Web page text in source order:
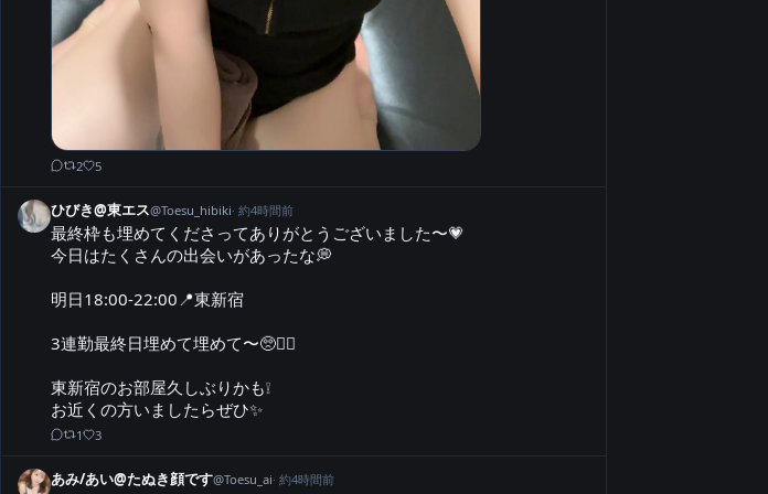
2 5
ひびき@東エス@Toesu_hibiki· 約4時間前
最終枠も埋めてくださってありがとうございました〜💗
今日はたくさんの出会いがあったな💭
明日18:00-22:00📍東新宿
3連勤最終日埋めて埋めて〜🥺✊🏻
東新宿のお部屋久しぶりかも❕
お近くの方いましたらぜひ✨️
1 3
あみ/あい@たぬき顔です@Toesu_ai· 約4時間前